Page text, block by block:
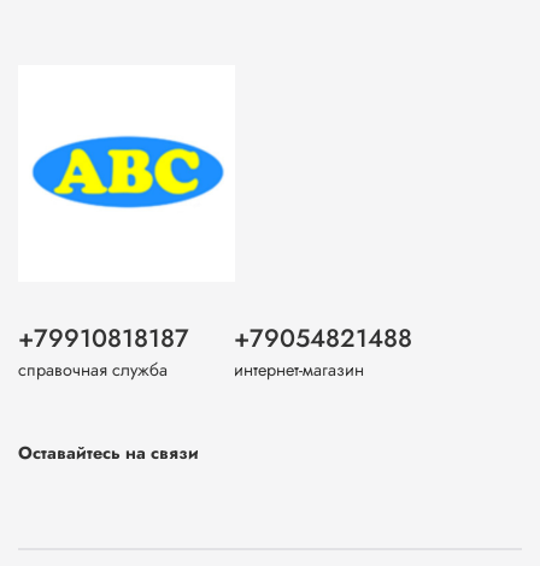
+79910818187
справочная служба
+79054821488
интернет-магазин
Оставайтесь на связи